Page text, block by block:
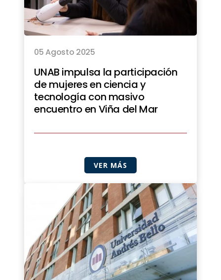
05 Agosto 2025
UNAB impulsa la participación
de mujeres en ciencia y
tecnología con masivo
encuentro en Viña del Mar
VER MÁS